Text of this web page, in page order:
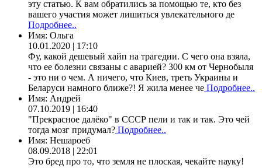
эту статью. К вам обратились за помощью те, кто без
вашего участия может лишиться увлекательного де
Подробнее..
Имя: Ольга
10.01.2020 | 17:10
Фу, какой дешевый хайп на трагедии. С чего она взяла,
что ее болезни связаны с аварией? 300 км от Чернобыля
- это ни о чем. А ничего, что Киев, треть Украины и
Беларуси намного ближе?! Я жила менее че Подробнее..
Имя: Андрей
07.10.2019 | 16:40
"Прекрасное далёко" в СССР пели и так и так. Это чей
тогда мозг придумал? Подробнее..
Имя: Нешароеб
08.09.2018 | 22:01
Это бред про то, что земля не плоская, чекайте науку!